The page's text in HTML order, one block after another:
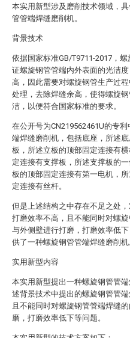
本实用新型涉及磨削技术领域，
管管端焊缝磨削机。
背景技术
依据国家标准GB/T9711-2017，
证螺旋钢管管端内外表面的光洁
高，因此需要对螺旋钢管生产过
处理，去除焊缝余高，使得螺旋
洁，以便符合国家标准的要求。
在公开号为CN219562461U的专
端焊缝磨削机，包括底座，所述
板，所述立板的顶部固定连接有
定连接有支撑板，所述支撑板的
板的顶部固定连接有第一电机，
定连接有丝杆。
但是上述结构之中存在不足之处
打磨效率不高，且不能同时对螺
与外侧壁进行打磨，打磨效率低
供了一种螺旋钢管管端焊缝磨削机
实用新型内容
本实用新型提出一种螺旋钢管管
述背景技术中提出的螺旋钢管管
且不能同时对螺旋钢管管端焊缝
磨，打磨效率低下等问题。